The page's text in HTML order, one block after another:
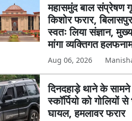
महासमुंद बाल संप्रेषण
किशोर फरार,
स्वतः लिया संज्ञान,
मांगा व्यक्तिगत
Aug 06, 2026
दिनदहाड़े थाने के
स्कॉर्पियो को गोलियों
घायल, हमलावर फरार